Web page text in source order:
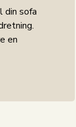
din sofa
en
pels.